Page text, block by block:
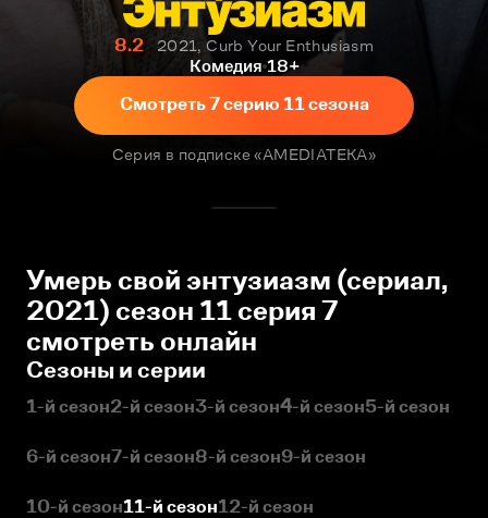
8.2
2021, Curb Your Enthusiasm
Комедия 18+
Смотреть 7 серию 11 сезона
Серия в подписке «AMEDIATEKA»
Умерь свой энтузиазм (сериал,
2021) сезон 11 серия 7
смотреть онлайн
Сезоны и серии
1-й сезон2-й сезон3-й сезон4-й сезон5-й сезон
6-й сезон7-й сезон8-й сезон9-й сезон
10-й сезон11-й сезон12-й сезон